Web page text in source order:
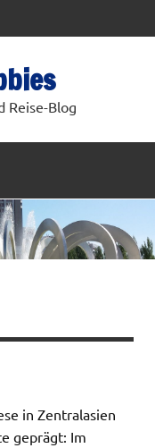
Reise-Blog
in Zentralasien
geprägt: Im